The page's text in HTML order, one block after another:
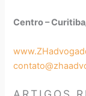
Centro –